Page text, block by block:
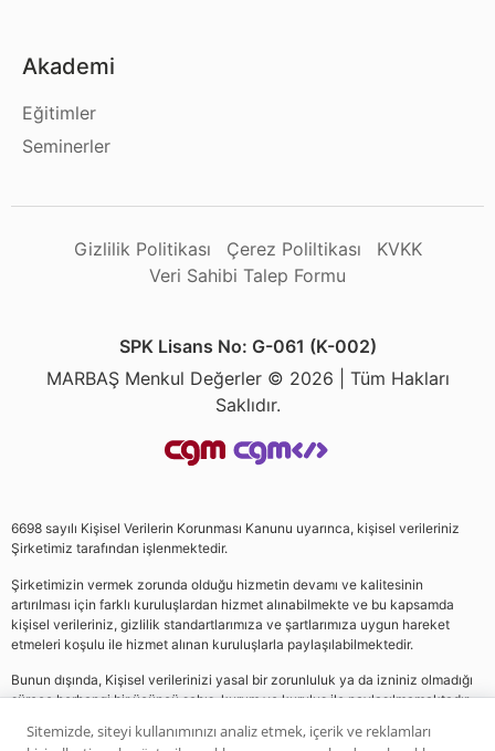
Akademi
Eğitimler
Seminerler
Gizlilik Politikası Çerez Poliltikası
KVKK
Veri Sahibi Talep Formu
SPK Lisans No: G-061 (K-002)
MARBAŞ Menkul Değerler © 2026 | Tüm Hakları
Saklıdır.
6698 sayılı Kişisel Verilerin Korunması Kanunu uyarınca, kişisel verileriniz
Şirketimiz tarafından işlenmektedir.
Şirketimizin vermek zorunda olduğu hizmetin devamı ve kalitesinin
artırılması için farklı kuruluşlardan hizmet alınabilmekte ve bu kapsamda
kişisel verileriniz, gizlilik standartlarımıza ve şartlarımıza uygun hareket
etmeleri koşulu ile hizmet alınan kuruluşlarla paylaşılabilmektedir.
Bunun dışında, Kişisel verilerinizi yasal bir zorunluluk ya da izniniz olmadığı
sürece herhangi bir üçüncü şahıs, kurum ve kuruluş ile paylaşılmamaktadır.
Sitemizde, siteyi kullanımınızı analiz etmek, içerik ve reklamları